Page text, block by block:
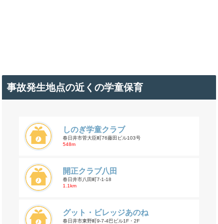
事故発生地点の近くの学童保育
しのぎ学童クラブ
春日井市菅大臣町76藤田ビル103号
548m
開正クラブ八田
春日井市八田町7-1-18
1.1km
グット・ビレッジあのね
春日井市東野町9-7-4巴ビル1F・2F